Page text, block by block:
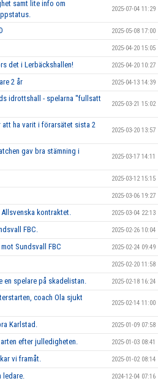
samt lite info om
2025-07-04 11:29
2025-05-08 17:00
2025-04-20 15:05
det i Lerbäckshallen! 2025-04-20 10:27
2 år 2025-04-13 14:39
idrottshall - spelarna ''fullsatt
2025-03-21 15:02
ha varit i förarsätet sista 2
2025-03-20 13:57
gav bra stämning i
2025-03-17 14:11
2025-03-12 15:15
2025-03-06 19:27
kontraktet. 2025-03-04 22:13
FBC. 2025-02-26 10:04
Sundsvall FBC 2025-02-24 09:49
2025-02-20 11:58
spelare på skadelistan. 2025-02-18 16:24
coach Ola sjukt
2025-02-14 11:00
Karlstad. 2025-01-09 07:58
efter julledigheten. 2025-01-03 08:41
vi framåt. 2025-01-02 08:14
ledare. 2024-12-04 07:16